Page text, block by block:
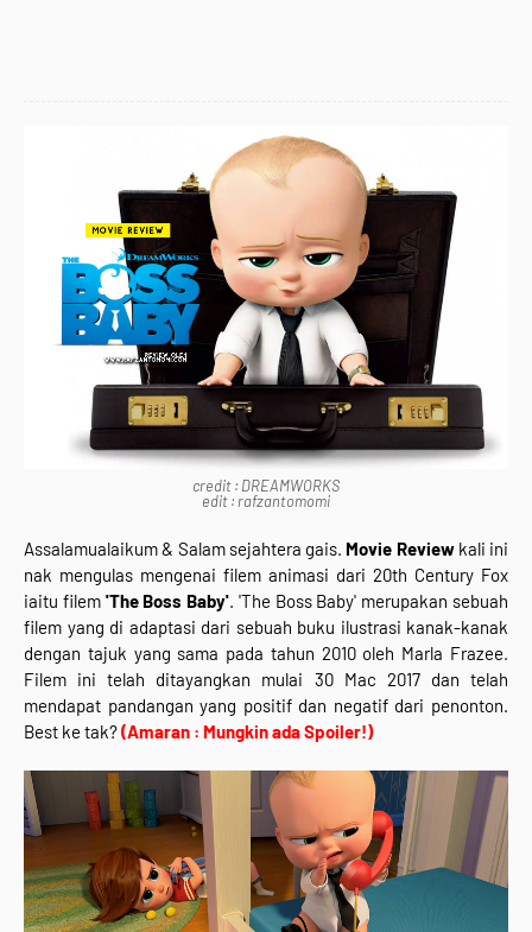
credit : DREAMWORKS
edit : rafzantomomi
Assalamualaikum & Salam sejahtera gais. Movie Reviewkali ini
nak mengulas mengenai filem animasi dari 20th Century Fox
iaitu filem'The Boss Baby'. 'The Boss Baby' merupakan sebuah
filem yang di adaptasi dari sebuah buku ilustrasi kanak-kanak
dengan tajuk yang sama pada tahun 2010 oleh Marla Frazee.
Filem ini telah ditayangkan mulai 30 Mac 2017 dan telah
mendapat pandangan yang positif dan negatif dari penonton.
Best ke tak?(Amaran : Mungkin ada Spoiler!)